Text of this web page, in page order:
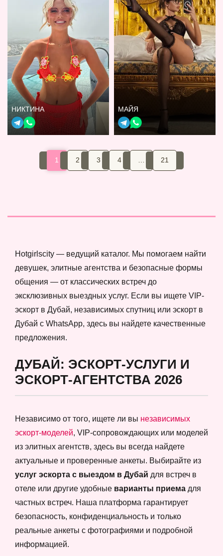
НИКТИНА МАЙЯ
1 2 3 4 21
Hotgirlscity — ведущий каталог. Мы помогаем найти
девушек, элитные агентства и безопасные формы
общения — от классических встреч до
эксклюзивных выездных услуг. Если вы ищете VIP-
эскорт в Дубай, независимых спутниц или эскорт в
Дубай с WhatsApp, здесь вы найдете качественные
предложения.
ДУБАЙ: ЭСКОРТ-УСЛУГИ И
ЭСКОРТ-АГЕНТСТВА 2026
Независимо от того, ищете ли вы независимых
эскорт-моделей, VIP-сопровождающих или моделей
из элитных агентств, здесь вы всегда найдете
актуальные и проверенные анкеты. Выбирайте из
услуг эскорта с выездом в Дубай для встреч в
отеле или другие удобные варианты приема для
частных встреч. Наша платформа гарантирует
безопасность, конфиденциальность и только
реальные анкеты с фотографиями и подробной
информацией.